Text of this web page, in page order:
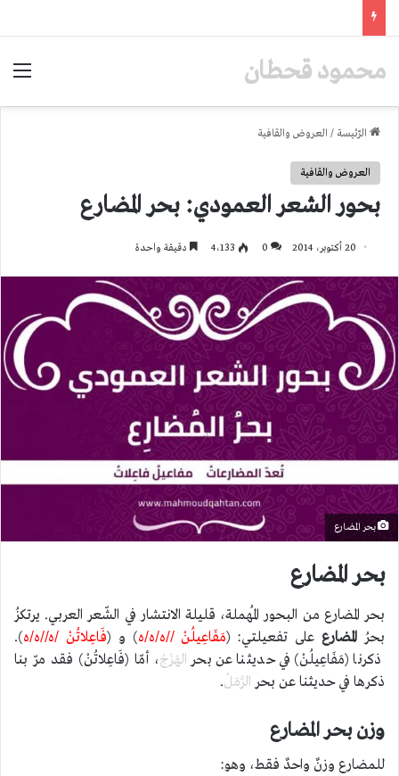
محمود قحطان
الرّئيسة / العروض والقافية
العروض والقافية
بحور الشعر العمودي: بحر المضارع
20 أكتوبر، 2014 0 4٬133 دقيقة واحدة
بحر المضارع
بحر المضارع
بحر المضارع من البحور المُهملة، قليلة الانتشار في الشّعر العربي. يرتكزُ
بحرُ المضارع على تفعيلتي: (مَفَاعِيلُنْ //ه/ه/ه) و (فَاعِلاتُنْ /ه//ه/ه).
ذكرنا (مَفَاعِيلُنْ) في حديثنا عن بحر الهَزَجْ، أمّا (فَاعِلاتُنْ) فقد مرّ بنا
ذكرها في حديثنا عن بحر الرَّمَلْ.
وزن بحر المضارع
للمضارع وزنٌ واحدٌ فقط، وهو: